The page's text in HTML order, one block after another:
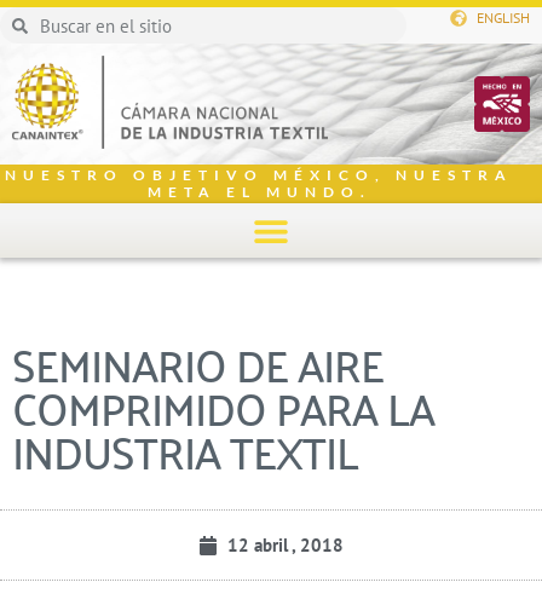
ENGLISH
NUESTRO OBJETIVO MÉXICO, NUESTRA
META EL MUNDO.
SEMINARIO DE AIRE
COMPRIMIDO PARA LA
INDUSTRIA TEXTIL
12 abril , 2018